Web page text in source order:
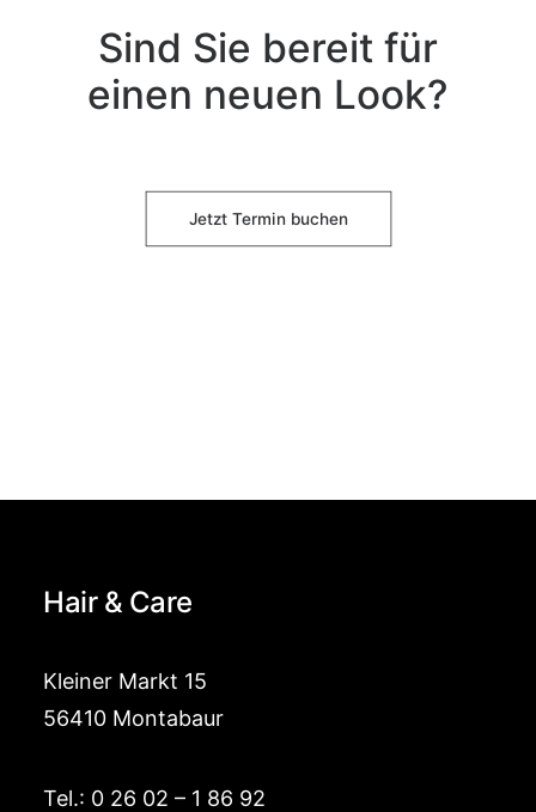
Sind Sie bereit für
einen neuen Look?
Jetzt Termin buchen
Hair & Care
Kleiner Markt 15
56410 Montabaur
Tel.: 0 26 02 – 1 86 92